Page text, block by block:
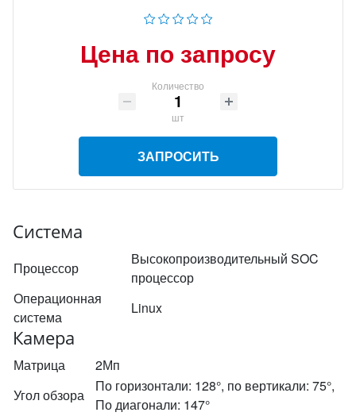
Цена по запросу
Количество
шт
ЗАПРОСИТЬ
Система
Процессор
Высокопроизводительный SOC
процессор
Операционная
система
Linux
Камера
Матрица
2Мп
Угол обзора
По горизонтали: 128°, по вертикали: 75°,
По диагонали: 147°